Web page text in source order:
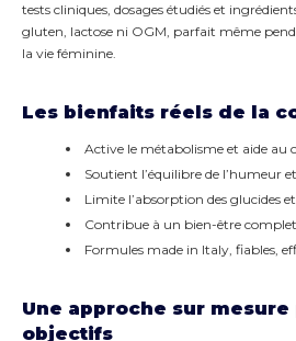
tests cliniques, dosages étudiés et
gluten, lactose ni OGM, parfait même
la vie féminine.
Les bienfaits réels de la
Active le métabolisme et aide au
Soutient l’équilibre de l’humeur
Limite l’absorption des glucides et
Contribue à un bien-être
Formules made in Italy, fiables,
Une approche sur mesure
objectifs